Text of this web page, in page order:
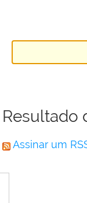
Resultado
Assinar um